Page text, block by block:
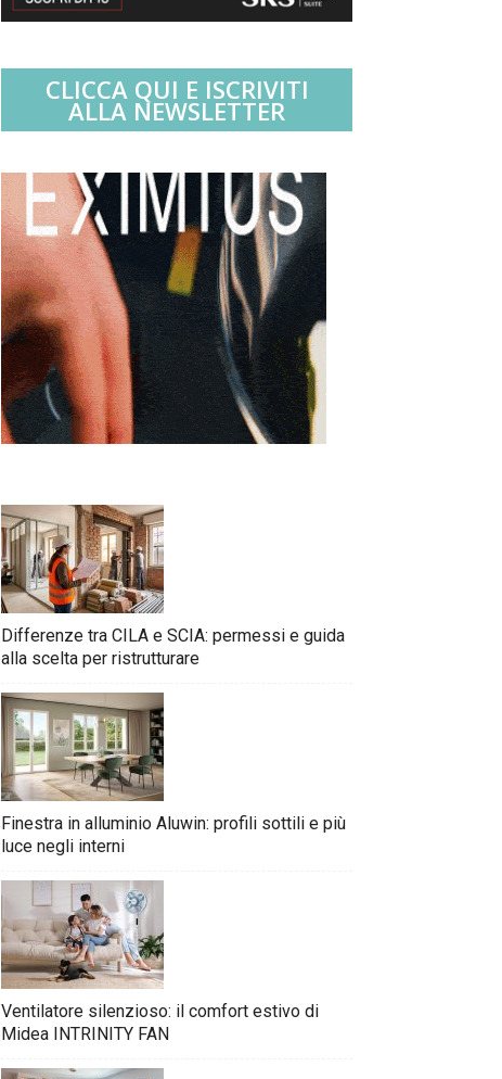
CLICCA QUI E ISCRIVITI
ALLA NEWSLETTER
Differenze tra CILA e SCIA: permessi e guida
alla scelta per ristrutturare
Finestra in alluminio Aluwin: profili sottili e più
luce negli interni
Ventilatore silenzioso: il comfort estivo di
Midea INTRINITY FAN